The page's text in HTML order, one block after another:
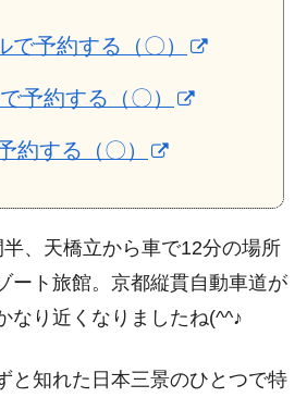
で予約する（〇）
予約する（〇）
約する（〇）
、天橋立から車で12分の場所
ート旅館。京都縦貫自動車道が
なり近くなりましたね(^^♪
と知れた日本三景のひとつで特